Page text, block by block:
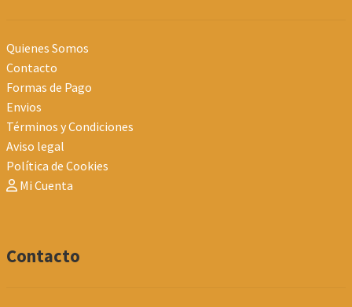
Quienes Somos
Contacto
Formas de Pago
Envios
Términos y Condiciones
Aviso legal
Política de Cookies
Mi Cuenta
Contacto